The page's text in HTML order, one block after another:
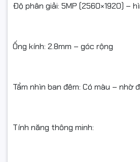
Độ phân giải: 5MP (2560×1920) –
Ống kính: 2.8mm – góc rộng
Tầm nhìn ban đêm: Có màu – nhờ
Tính năng thông minh: